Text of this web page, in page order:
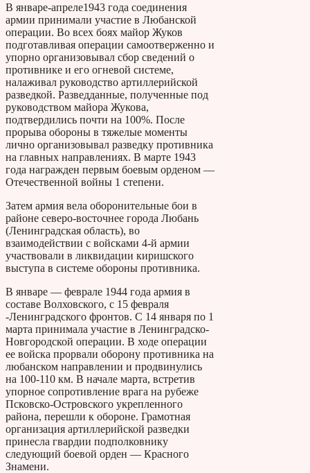
В январе-апреле1943 года соединения
армии принимали участие в Любанской
операции. Во всех боях майор Жуков
подготавливая операции самоотверженно и
упорно организовывал сбор сведений о
противнике и его огневой системе,
налаживал руководство артиллерийской
разведкой. Разведданные, полученные под
руководством майора Жукова,
подтвердились почти на 100%. После
прорыва обороны в тяжелые моменты
лично организовывал разведку противника
на главных направлениях. В марте 1943
года награжден первым боевым орденом —
Отечественной войны 1 степени.
Затем армия вела оборонительные бои в
районе северо-восточнее города Любань
(Ленинградская область), во
взаимодействии с войсками 4-й армии
участвовали в ликвидации киришского
выступа в системе обороны противника.
В январе — феврале 1944 года армия в
составе Волховского, с 15 февраля
-Ленинградского фронтов. С 14 января по 1
марта принимала участие в Ленинградско-
Новгородской операции. В ходе операции
ее войска прорвали оборону противника на
любанском направлении и продвинулись
на 100-110 км. В начале марта, встретив
упорное сопротивление врага на рубеже
Псковско-Островского укрепленного
района, перешли к обороне. Грамотная
организация артиллерийской разведки
принесла гвардии подполковнику
следующий боевой орден — Красного
Знамени.